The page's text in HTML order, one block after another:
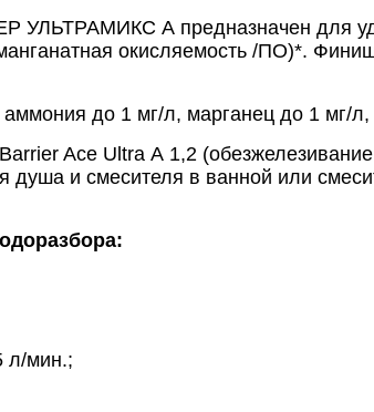
УЛЬТРАМИКС А предназначен для
окисляемость /ПО)*.
до 1 мг/л, марганец до 1 мг/
Ace Ultra А 1,2
душа и смесителя в ванной или
л/мин.;